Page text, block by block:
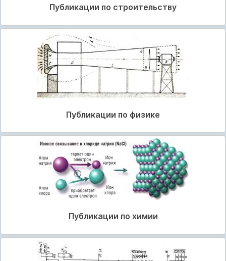
Публикации по строительству
Публикации по физике
Публикации по химии